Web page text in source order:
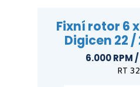
Fixní rotor 6
Digicen 22 /
6.000 RPM
RT